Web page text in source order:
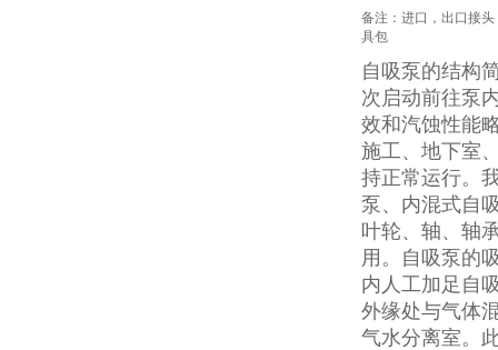
备注：进口，出口接
具包
自吸泵的结构
次启动前往泵
效和汽蚀性能
施工、地下室
持正常运行。
泵、内混式自
叶轮、轴、轴
用。自吸泵的
内人工加足自
外缘处与气体
气水分离室。